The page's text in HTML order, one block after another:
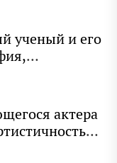
ученый и его
актера